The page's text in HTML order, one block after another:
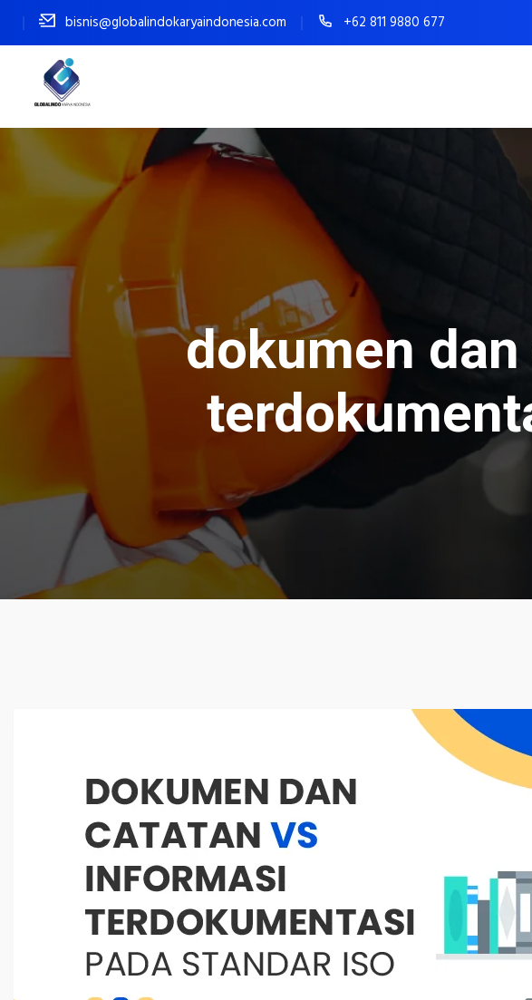
bisnis@globalindokaryaindonesia.com +62 811 9880 677
dokumen